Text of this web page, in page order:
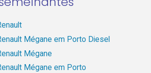
Mégane em Porto Diesel
Mégane
Mégane em Porto